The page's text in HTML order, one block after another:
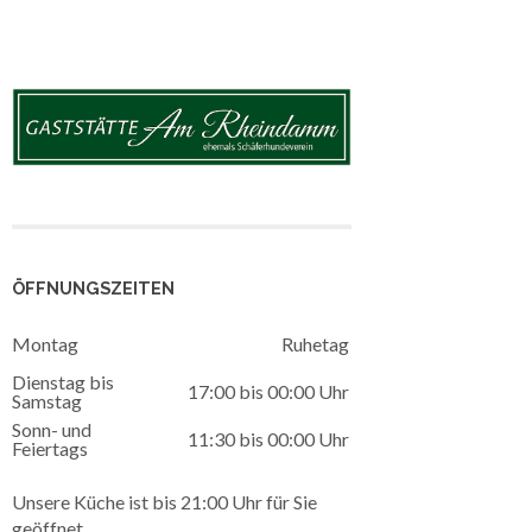
ÖFFNUNGSZEITEN
Montag
Ruhetag
Dienstag bis
Samstag
17:00 bis 00:00 Uhr
Sonn- und
Feiertags
11:30 bis 00:00 Uhr
Unsere Küche ist bis 21:00 Uhr für Sie